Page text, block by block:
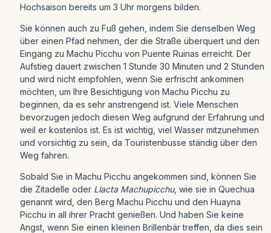
Hochsaison bereits um 3 Uhr morgens bilden.
Sie können auch zu Fuß gehen, indem Sie denselben Weg
über einen Pfad nehmen, der die Straße überquert und den
Eingang zu Machu Picchu von Puente Ruinas erreicht. Der
Aufstieg dauert zwischen 1 Stunde 30 Minuten und 2 Stunden
und wird nicht empfohlen, wenn Sie erfrischt ankommen
möchten, um Ihre Besichtigung von Machu Picchu zu
beginnen, da es sehr anstrengend ist. Viele Menschen
bevorzugen jedoch diesen Weg aufgrund der Erfahrung und
weil er kostenlos ist. Es ist wichtig, viel Wasser mitzunehmen
und vorsichtig zu sein, da Touristenbusse ständig über den
Weg fahren.
Sobald Sie in Machu Picchu angekommen sind, können Sie
die Zitadelle oder Llacta Machupicchu, wie sie in Quechua
genannt wird, den Berg Machu Picchu und den Huayna
Picchu in all ihrer Pracht genießen. Und haben Sie keine
Angst, wenn Sie einen kleinen Brillenbär treffen, da dies sein